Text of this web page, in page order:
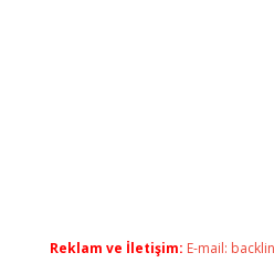
Reklam ve İletişim: E-mail: